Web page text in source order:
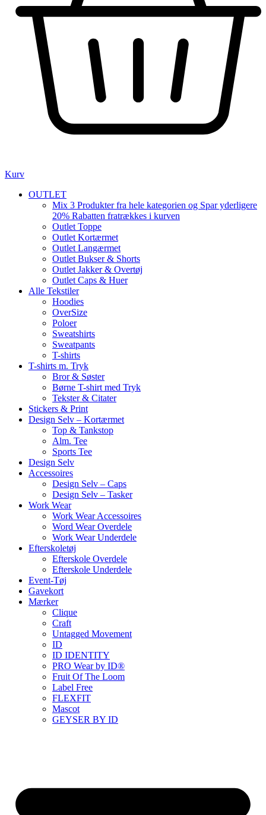
Kurv
OUTLET
Mix 3 Produkter fra hele kategorien og Spar yderligere
20% Rabatten fratrækkes i kurven
Outlet Toppe
Outlet Kortærmet
Outlet Langærmet
Outlet Bukser & Shorts
Outlet Jakker & Overtøj
Outlet Caps & Huer
Alle Tekstiler
Hoodies
OverSize
Poloer
Sweatshirts
Sweatpants
T-shirts
T-shirts m. Tryk
Bror & Søster
Børne T-shirt med Tryk
Tekster & Citater
Stickers & Print
Design Selv – Kortærmet
Top & Tankstop
Alm. Tee
Sports Tee
Design Selv
Accessoires
Design Selv – Caps
Design Selv – Tasker
Work Wear
Work Wear Accessoires
Word Wear Overdele
Work Wear Underdele
Efterskoletøj
Efterskole Overdele
Efterskole Underdele
Event-Tøj
Gavekort
Mærker
Clique
Craft
Untagged Movement
ID
ID IDENTITY
PRO Wear by ID®
Fruit Of The Loom
Label Free
FLEXFIT
Mascot
GEYSER BY ID